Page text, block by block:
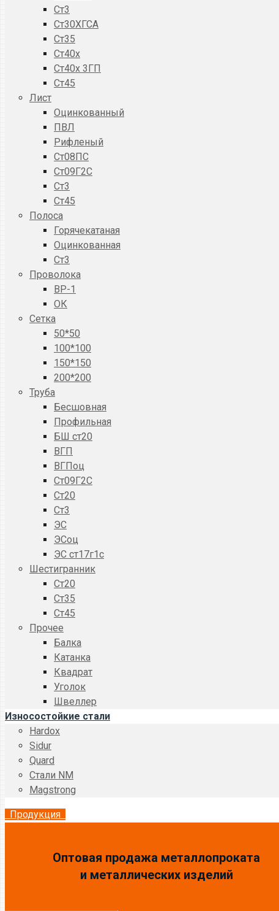
Ст3
Ст30ХГСА
Ст35
Ст40х
Ст40х 3ГП
Ст45
Лист
Оцинкованный
ПВЛ
Рифленый
Ст08ПС
Ст09Г2С
Ст3
Ст45
Полоса
Горячекатаная
Оцинкованная
Ст3
Проволока
ВР-1
ОК
Сетка
50*50
100*100
150*150
200*200
Труба
Бесшовная
Профильная
БШ ст20
ВГП
ВГПоц
Ст09Г2С
Ст20
Ст3
ЭС
ЭСоц
ЭС ст17г1с
Шестигранник
Ст20
Ст35
Ст45
Прочее
Балка
Катанка
Квадрат
Уголок
Швеллер
Износостойкие стали
Hardox
Sidur
Quard
Стали NM
Magstrong
Продукция
Оптовая продажа металлопроката
и металлических изделий